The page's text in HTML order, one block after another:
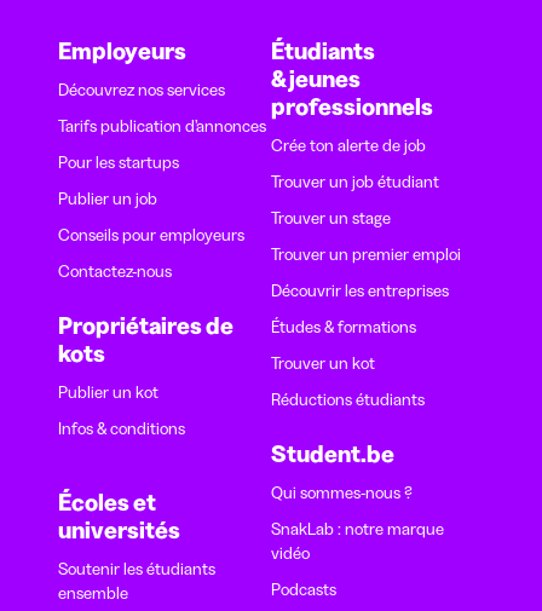
Employeurs
Découvrez nos services
Tarifs publication d’annonces
Pour les startups
Publier un job
Conseils pour employeurs
Contactez-nous
Propriétaires de
kots
Publier un kot
Infos & conditions
Écoles et
universités
Soutenir les étudiants
ensemble
Étudiants
& jeunes
professionnels
Crée ton alerte de job
Trouver un job étudiant
Trouver un stage
Trouver un premier emploi
Découvrir les entreprises
Études & formations
Trouver un kot
Réductions étudiants
Student.be
Qui sommes-nous ?
SnakLab : notre marque
vidéo
Podcasts